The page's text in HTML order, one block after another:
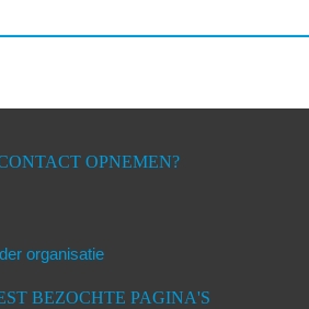
OPNEMEN?
organisatie
BEZOCHTE PAGINA'S